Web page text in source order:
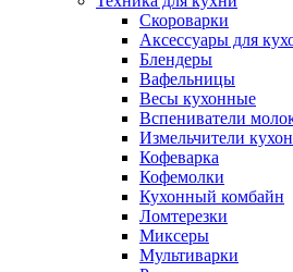
Скороварки
Аксессуары для
Блендеры
Вафельницы
Весы кухонные
Вспениватели
Измельчители
Кофеварка
Кофемолки
Кухонный комбайн
Ломтерезки
Миксеры
Мультиварки